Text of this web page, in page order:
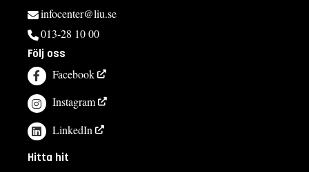
infocenter@liu.se
013-28 10 00
Följ oss
Facebook
Instagram
LinkedIn
Hitta hit